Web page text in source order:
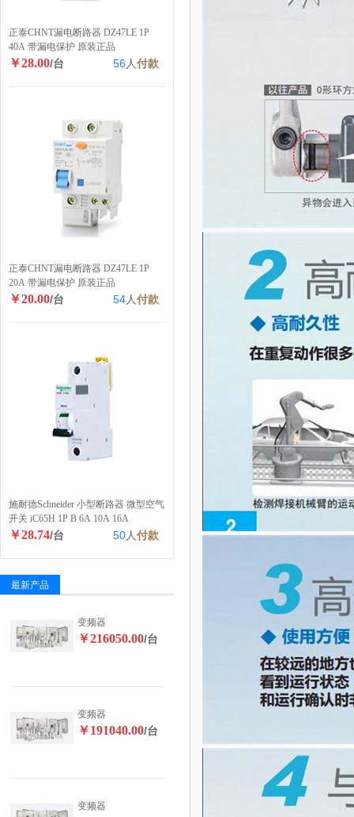
正泰CHNT漏电断路器 DZ47LE 1P
40A 带漏电保护 原装正品
￥28.00/台 56人付款
正泰CHNT漏电断路器 DZ47LE 1P
20A 带漏电保护 原装正品
￥20.00/台 54人付款
施耐德Schneider 小型断路器 微型空气
开关 iC65H 1P B 6A 10A 16A
￥28.74/台 50人付款
最新产品
变频器
￥216050.00/台
变频器
￥191040.00/台
变频器